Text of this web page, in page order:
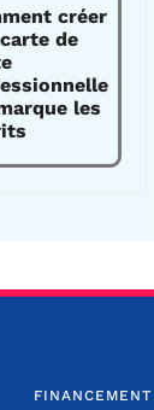
créer
de
les
FINANCEMENT